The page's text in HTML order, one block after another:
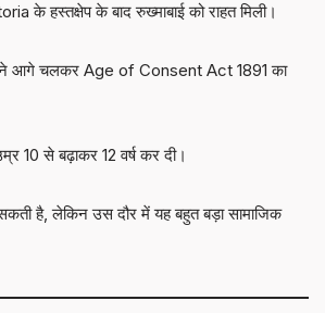
के हस्तक्षेप के बाद रुख्माबाई को राहत मिली।
आगे चलकर Age of Consent Act 1891 का
10 से बढ़ाकर 12 वर्ष कर दी।
है, लेकिन उस दौर में यह बहुत बड़ा सामाजिक